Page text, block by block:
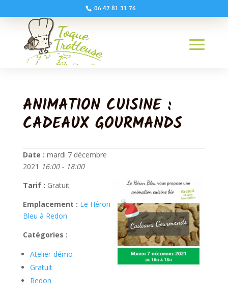
06 47 81 31 76
ANIMATION CUISINE :
CADEAUX GOURMANDS
Date : mardi 7 décembre
2021 16:00 - 18:00
Tarif : Gratuit
Emplacement : Le Héron
Bleu à Redon
Catégories :
Atelier-démo
Gratuit
Redon